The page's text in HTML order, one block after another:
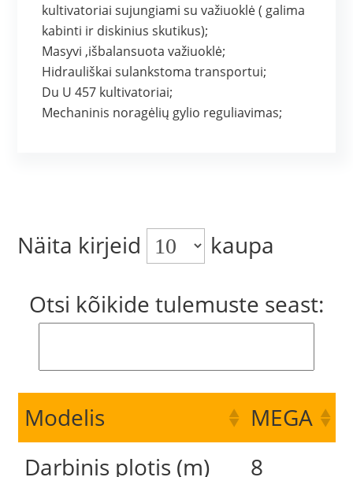
kultivatoriai sujungiami su važiuoklė ( galima
kabinti ir diskinius skutikus);
Masyvi ,išbalansuota važiuoklė;
Hidrauliškai sulankstoma transportui;
Du U 457 kultivatoriai;
Mechaninis noragėlių gylio reguliavimas;
Näita kirjeid
kaupa
Otsi kõikide tulemuste seast:
Modelis
MEGA
Darbinis plotis (m)
8